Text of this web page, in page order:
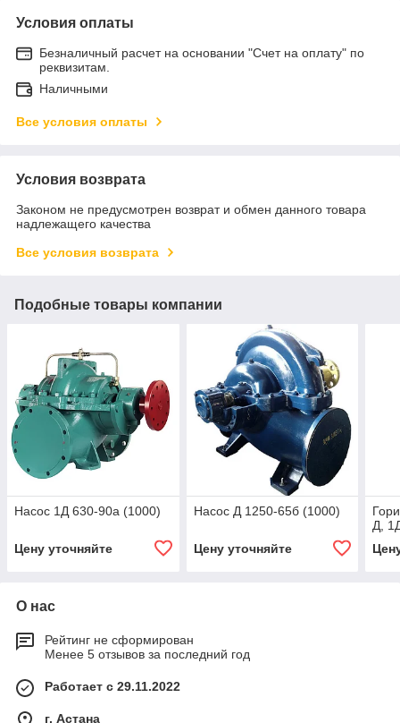
Условия оплаты
Безналичный расчет на основании "Счет на оплату" по
реквизитам.
Наличными
Все условия оплаты
Условия возврата
Законом не предусмотрен возврат и обмен данного товара
надлежащего качества
Все условия возврата
Подобные товары компании
Насос 1Д 630-90а (1000)
Цену уточняйте
Насос Д 1250-65б (1000)
Цену уточняйте
Д,
О нас
Рейтинг не сформирован
Менее 5 отзывов за последний год
Работает с 29.11.2022
г. Астана